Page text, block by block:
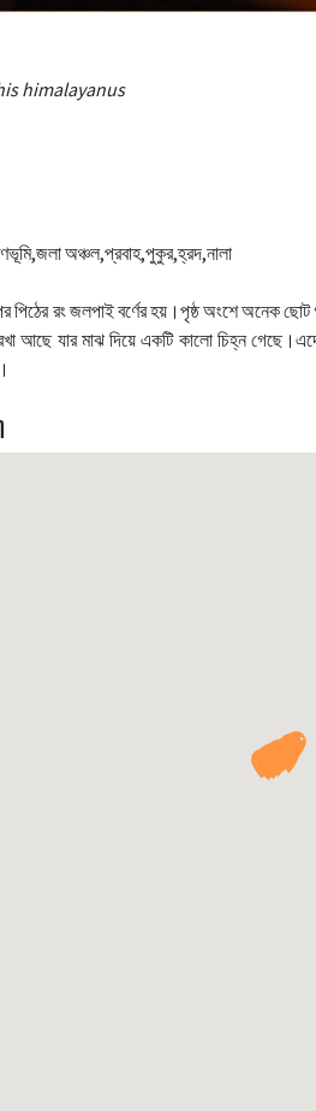
himalayanus
অঞ্চল,প্রবাহ,পুকুর,হ্রদ,নালা
পিঠের রং জলপাই বর্ণের হয়।পৃষ্ঠ অংশে অনেক ছোট
আছে যার মাঝ দিয়ে একটি কালো চিহ্ন